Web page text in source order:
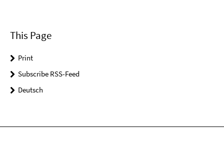
This Page
Print
Subscribe RSS-Feed
Deutsch